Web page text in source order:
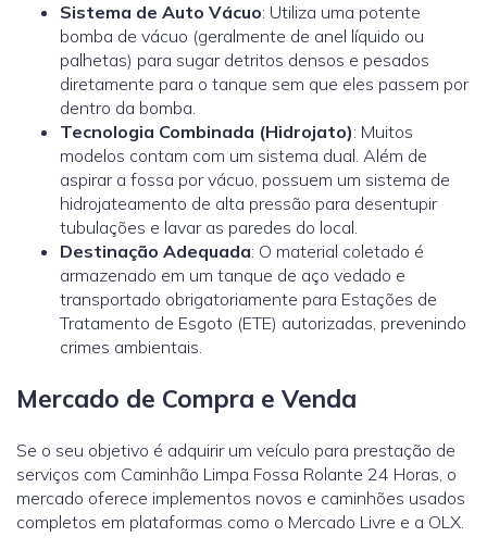
Sistema de Auto Vácuo: Utiliza uma potente
bomba de vácuo (geralmente de anel líquido ou
palhetas) para sugar detritos densos e pesados
diretamente para o tanque sem que eles passem por
dentro da bomba.
Tecnologia Combinada (Hidrojato): Muitos
modelos contam com um sistema dual. Além de
aspirar a fossa por vácuo, possuem um sistema de
hidrojateamento de alta pressão para desentupir
tubulações e lavar as paredes do local.
Destinação Adequada: O material coletado é
armazenado em um tanque de aço vedado e
transportado obrigatoriamente para Estações de
Tratamento de Esgoto (ETE) autorizadas, prevenindo
crimes ambientais.
Mercado de Compra e Venda
Se o seu objetivo é adquirir um veículo para prestação de
serviços com Caminhão Limpa Fossa Rolante 24 Horas, o
mercado oferece implementos novos e caminhões usados
completos em plataformas como o Mercado Livre e a OLX.